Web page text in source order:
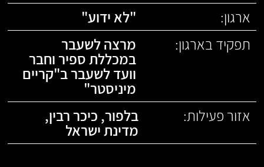
ארגון:
"לא ידוע"
תפקיד בארגון:
מרצה לשעבר
במכללת ספיר וחבר
וועד לשעבר ב"קריים
מיניסטר"
אזור פעילות:
בלפור, כיכר רבין,
מדינת ישראל